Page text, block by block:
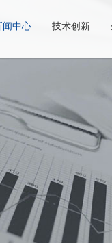
闻中心 技术创新